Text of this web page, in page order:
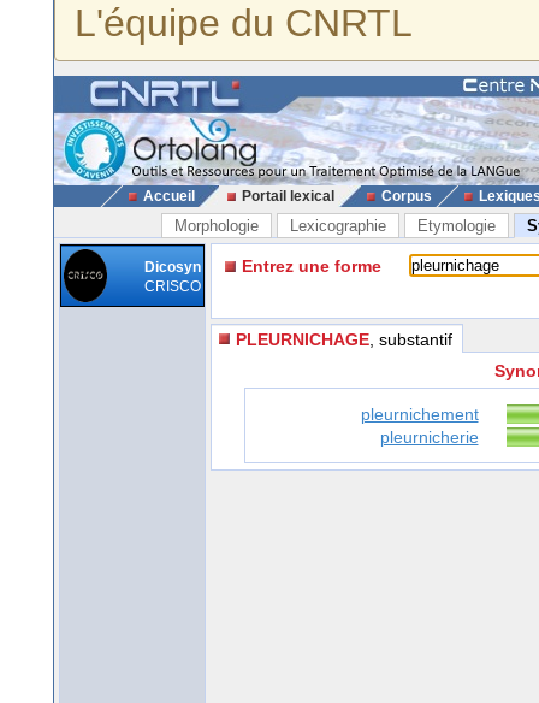
L'équipe du CNRTL
Accueil Portail lexical Corpus
Morphologie Lexicographie Etymologie
Dicosyn
CRISCO
Entrez une forme
PLEURNICHAGE , substantif
pleurnichement
pleurnicherie